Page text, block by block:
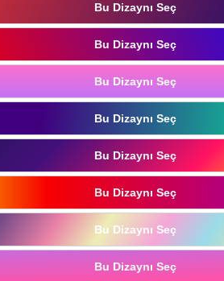
Bu Dizaynı Seç
Bu Dizaynı Seç
Bu Dizaynı Seç
Bu Dizaynı Seç
Bu Dizaynı Seç
Bu Dizaynı Seç
Bu Dizaynı Seç
Bu Dizaynı Seç